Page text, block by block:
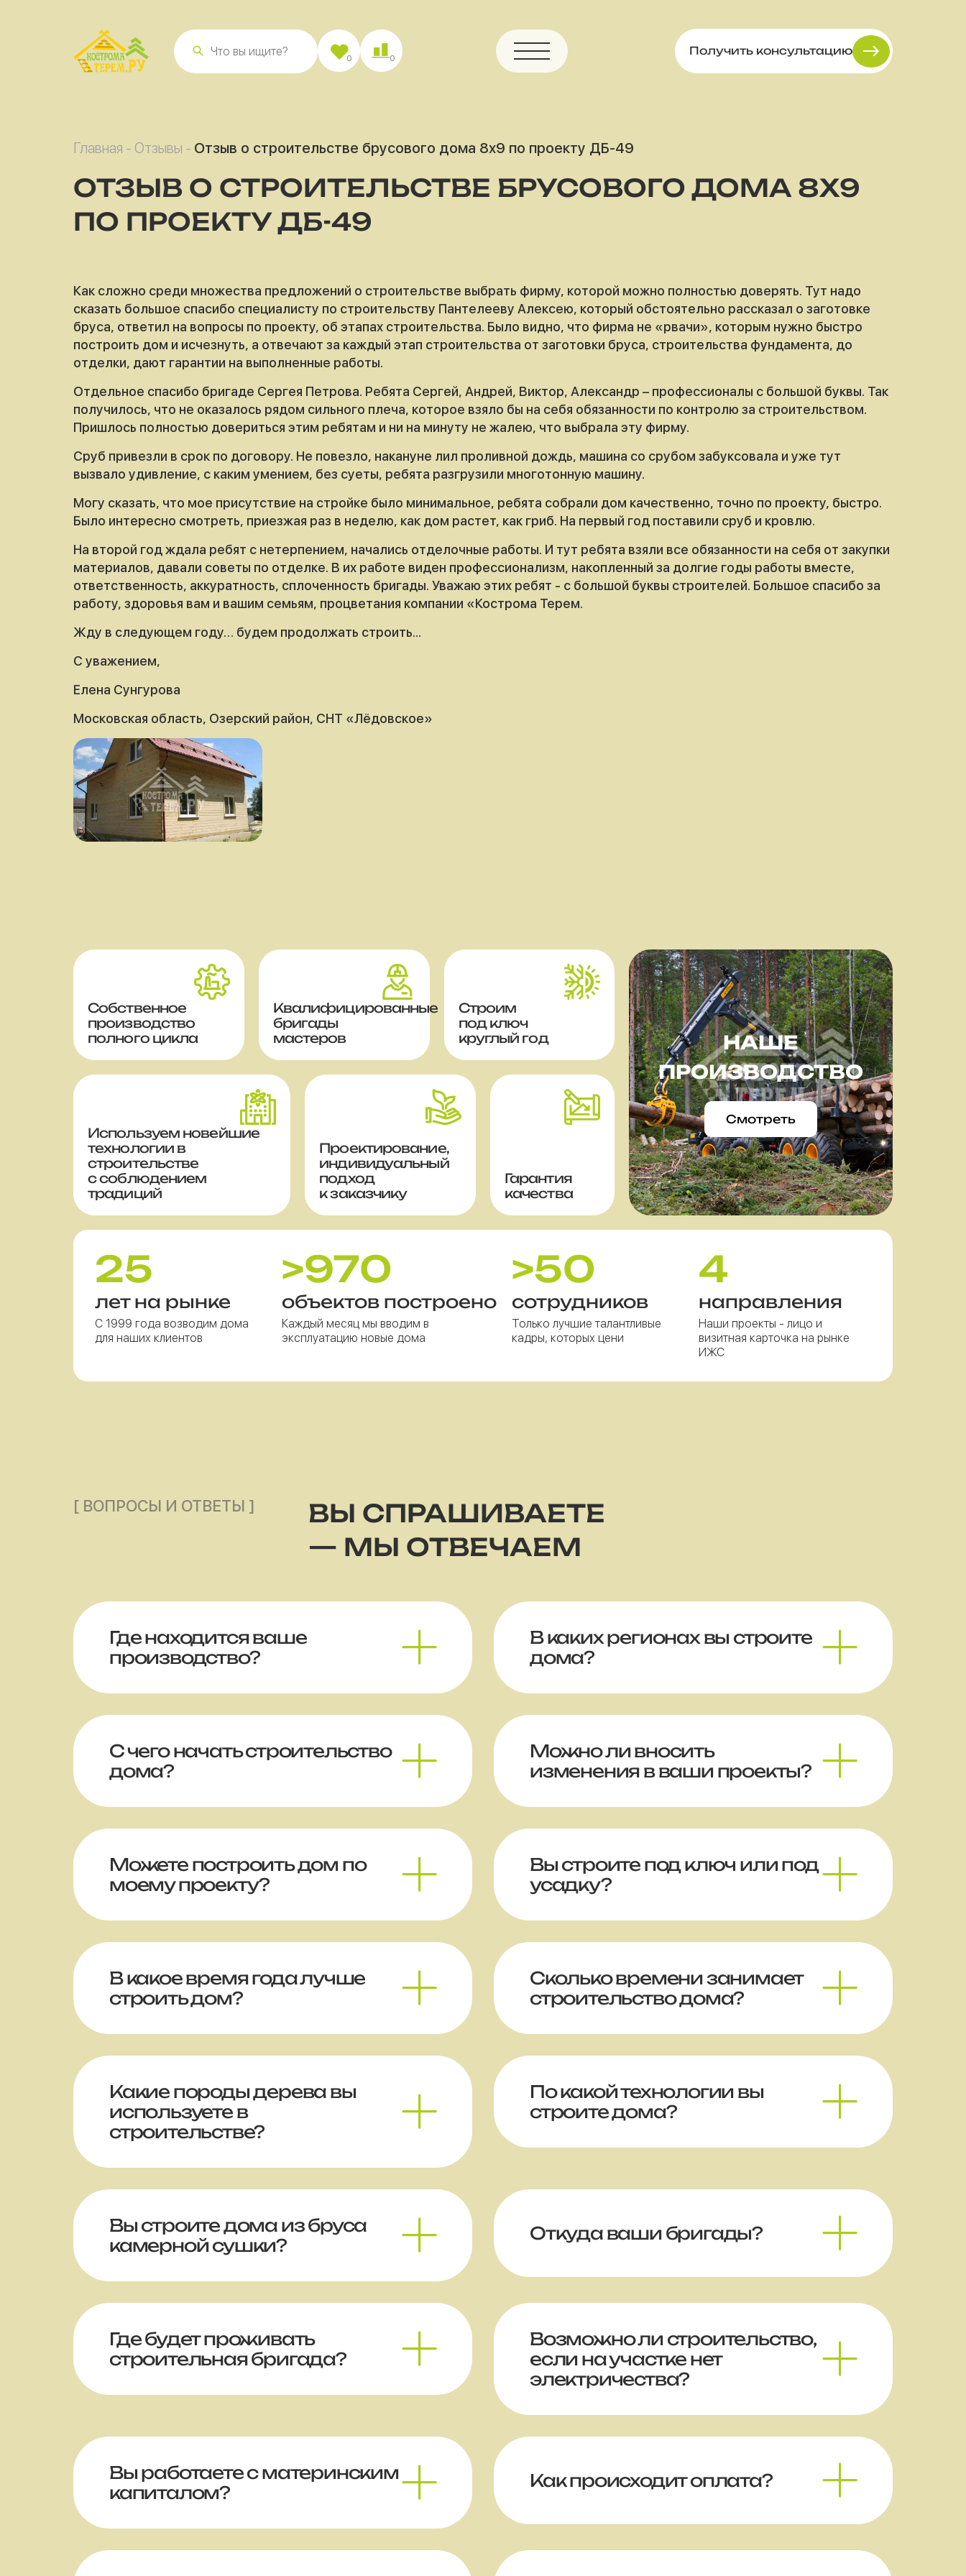
0 0
Получить консультацию
Главная - Отзывы - Отзыв о строительстве брусового дома 8х9 по проекту ДБ-49
ОТЗЫВ О СТРОИТЕЛЬСТВЕ БРУСОВОГО ДОМА 8Х9
ПО ПРОЕКТУ ДБ-49
Как сложно среди множества предложений о строительстве выбрать фирму, которой можно полностью доверять. Тут надо
сказать большое спасибо специалисту по строительству Пантелееву Алексею, который обстоятельно рассказал о заготовке
бруса, ответил на вопросы по проекту, об этапах строительства. Было видно, что фирма не «рвачи», которым нужно быстро
построить дом и исчезнуть, а отвечают за каждый этап строительства от заготовки бруса, строительства фундамента, до
отделки, дают гарантии на выполненные работы.
Отдельное спасибо бригаде Сергея Петрова. Ребята Сергей, Андрей, Виктор, Александр – профессионалы с большой буквы. Так
получилось, что не оказалось рядом сильного плеча, которое взяло бы на себя обязанности по контролю за строительством.
Пришлось полностью довериться этим ребятам и ни на минуту не жалею, что выбрала эту фирму.
Сруб привезли в срок по договору. Не повезло, накануне лил проливной дождь, машина со срубом забуксовала и уже тут
вызвало удивление, с каким умением, без суеты, ребята разгрузили многотонную машину.
Могу сказать, что мое присутствие на стройке было минимальное, ребята собрали дом качественно, точно по проекту, быстро.
Было интересно смотреть, приезжая раз в неделю, как дом растет, как гриб. На первый год поставили сруб и кровлю.
На второй год ждала ребят с нетерпением, начались отделочные работы. И тут ребята взяли все обязанности на себя от закупки
материалов, давали советы по отделке. В их работе виден профессионализм, накопленный за долгие годы работы вместе,
ответственность, аккуратность, сплоченность бригады. Уважаю этих ребят - с большой буквы строителей. Большое спасибо за
работу, здоровья вам и вашим семьям, процветания компании «Кострома Терем.
Жду в следующем году… будем продолжать строить...
С уважением,
Елена Сунгурова
Московская область, Озерский район, СНТ «Лёдовское»
Собственное
производство
полного цикла
Квалифицированные
бригады
мастеров
Строим
под ключ
круглый год
Используем новейшие
технологии в
строительстве
с соблюдением
традиций
Проектирование,
индивидуальный
подход
к заказчику
Гарантия
качества
НАШЕ
ПРОИЗВОДСТВО
Смотреть
25
лет на рынке
С 1999 года возводим дома
для наших клиентов
>970
объектов построено
Каждый месяц мы вводим в
эксплуатацию новые дома
>50
сотрудников
Только лучшие талантливые
кадры, которых цени
4
направления
Наши проекты - лицо и
визитная карточка на рынке
ИЖС
[ ВОПРОСЫ И ОТВЕТЫ ]
ВЫ СПРАШИВАЕТЕ
— МЫ ОТВЕЧАЕМ
Где находится ваше
производство?
В каких регионах вы строите
дома?
С чего начать строительство
дома?
Можно ли вносить
изменения в ваши проекты?
Можете построить дом по
моему проекту?
Вы строите под ключ или под
усадку?
В какое время года лучше
строить дом?
Сколько времени занимает
строительство дома?
Какие породы дерева вы
используете в
строительстве?
По какой технологии вы
строите дома?
Вы строите дома из бруса
камерной сушки?
Откуда ваши бригады?
Где будет проживать
строительная бригада?
Возможно ли строительство,
если на участке нет
электричества?
Вы работаете с материнским
капиталом?
Как происходит оплата?